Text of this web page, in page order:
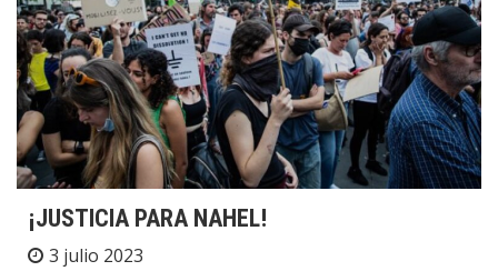
¡JUSTICIA PARA NAHEL!
3 julio 2023